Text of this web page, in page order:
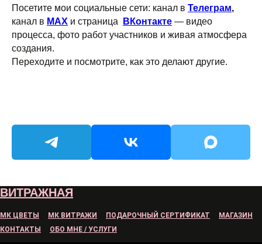
Посетите мои социальные сети: канал в Телеграм,
канал в MAX и страница ВКонтакте — видео
процесса, фото работ участников и живая атмосфера
создания.
Переходите и посмотрите, как это делают другие.
ВИТРАЖНАЯ
МК ЦВЕТЫ МК ВИТРАЖИ ПОДАРОЧНЫЙ СЕРТИФИКАТ
МАГАЗИН
КОНТАКТЫ
ОБО МНЕ / УСЛУГИ